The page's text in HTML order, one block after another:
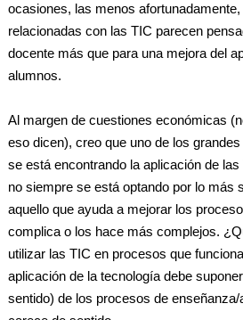
ocasiones, las menos
relacionadas con las TIC parecen
docente más que para una mejora del
alumnos.
Al margen de cuestiones económicas
eso dicen), creo que uno de los
se está encontrando la aplicación de
no siempre se está optando por lo más
aquello que ayuda a mejorar los
complica o los hace más complejos.
utilizar las TIC en procesos que
aplicación de la tecnología debe
sentido) de los procesos de